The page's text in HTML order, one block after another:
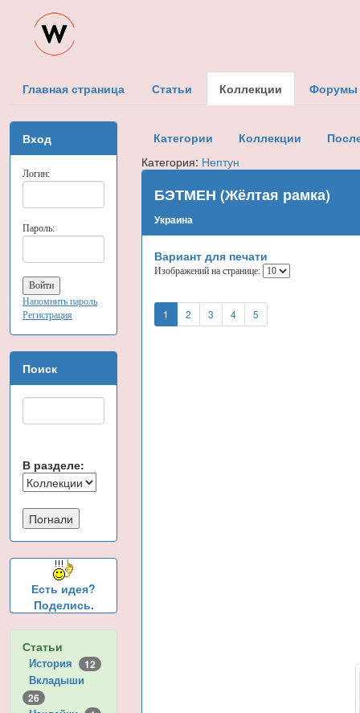
Главная страница Статьи Коллекции Форумы
Вход
Логин:
Пароль:
Напомнить пароль
Регистрация
Поиск
В разделе:
Есть идея?
Поделись.
Статьи
История 12
Вкладыши
26
Категории Коллекции
Категория: Нептун
БЭТМЕН (Жёлтая рамка)
Украина
Вариант для печати
Изображений на странице:
1 2 3 4 5